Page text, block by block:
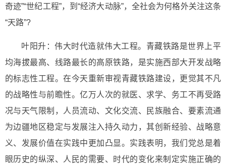
奇迹”“世纪工程”，到“经济大动脉”，全社会为何格外关注这条
“天路”?
叶阳升：伟大时代造就伟大工程。青藏铁路是世界上平
均海拔最高、线路最长的高原铁路，是实施西部大开发战略
的标志性工程。在今天重新审视青藏铁路建设，更觉其不凡
的战略性与前瞻性。亿万人次的就医、求学、务工不再受路
况与天气限制，人员流动、文化交流、民族融合、要素流通
为边疆地区稳定与发展注入持久动力，其创新经验、战略意
义、发展价值在实践中更加凸显。实践表明，我们党总是着
眼历史的纵深、人民的需要、时代的变化来制定实施正确的